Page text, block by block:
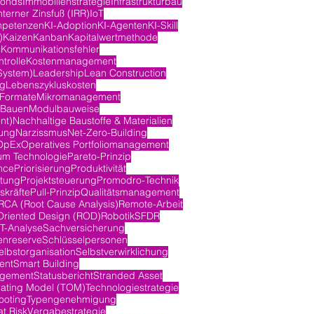
Zinsfuß (IRR)IoT
KI-AdoptionKI-AgentenKI-Skill
KaizenKanbanKapitalwertmethode
Kommunikationsfehler
Kostenmanagement
LeadershipLean Construction
Lebenszykluskosten
Mikromanagement
Modulbauweise
Nachhaltige Baustoffe & Materialien
NarzissmusNet-Zero-Building
Operatives Portfoliomanagement
TechnologiePareto-Prinzip
PriorisierungProduktivität
ProjektsteuerungPromodro-Technik
Pull-PrinzipQualitätsmanagement
(Root Cause Analysis)Remote-Arbeit
Design (ROD)RobotikSFDR
AnalyseSachversicherung
Schlüsselpersonen
Selbstverwirklichung
Smart Building
StatusberichtStranded Asset
Model (TOM)Technologiestrategie
Typengenehmigung
RiskVergabestrategie